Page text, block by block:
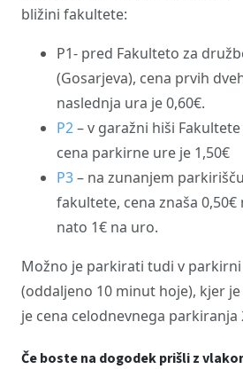
bližini fakultete:
P1- pred Fakulteto za
(Gosarjeva), cena prvih
naslednja ura je 0,60€.
P2– v garažni hiši
cena parkirne ure je 1,50€
P3– na zunanjem
fakultete, cena znaša
nato 1€ na uro.
Možno je parkirati tudi v parkirni
(oddaljeno 10 minut hoje), kjer je
je cena celodnevnega parkiranja
Če boste na dogodek prišli z